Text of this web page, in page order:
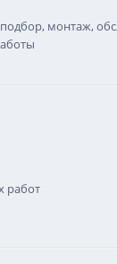
монтаж,
работ